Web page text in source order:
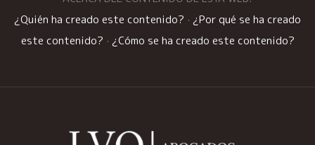
¿Quién ha creado este contenido? · ¿Por qué se ha creado
este contenido? · ¿Cómo se ha creado este contenido?